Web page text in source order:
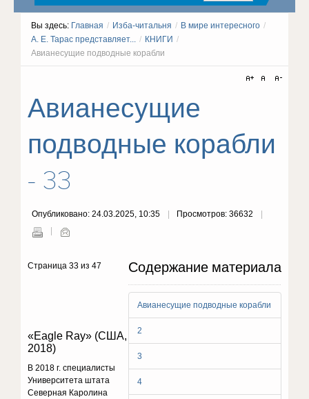
Вы здесь: Главная / Изба-читальня / В мире интересного /
А. Е. Тарас представляет... / КНИГИ /
Авианесущие подводные корабли
Авианесущие
подводные корабли
- 33
Опубликовано: 24.03.2025, 10:35 Просмотров: 36632
Содержание материала
Авианесущие подводные корабли
2
3
4
Страница 33 из 47
«Eagle Ray» (США,
2018)
В 2018 г. специалисты
Университета штата
Северная Каролина